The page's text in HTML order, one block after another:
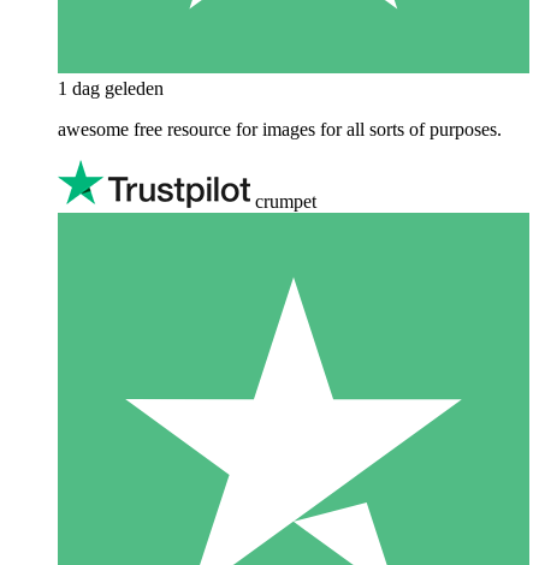
1 dag geleden
awesome free resource for images for all sorts of purposes.
crumpet